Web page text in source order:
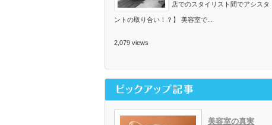
店でのスタイリスト間でアシスタ
ントの取り合い！？】 美容室で...
2,079 views
美容室の真実